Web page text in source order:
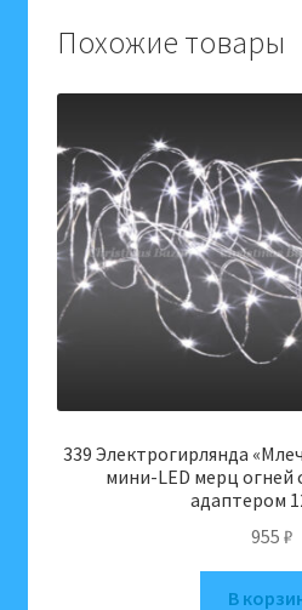
(1071
001169
Похожие товары
339 Электрогирлянда
мини-LED мерц огней
адаптером
955 ₽
В